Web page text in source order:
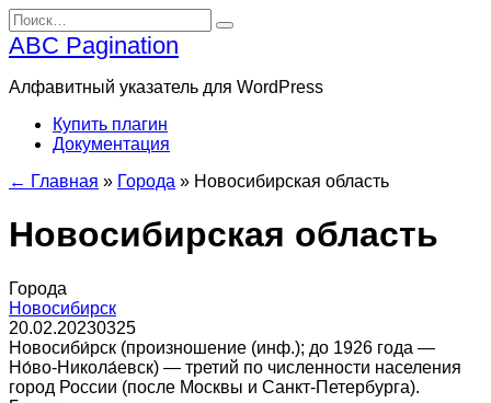
Перейти
к
содержанию
Search
for:
ABC Pagination
Алфавитный указатель для WordPress
Купить плагин
Документация
← Главная » Города » Новосибирская область
Новосибирская область
Города
Новосибирск
20.02.20230325
Новосиби́рск (произношение (инф.); до 1926 года —
Но́во-Никола́евск) — третий по численности населения
город России (после Москвы и Санкт-Петербурга).